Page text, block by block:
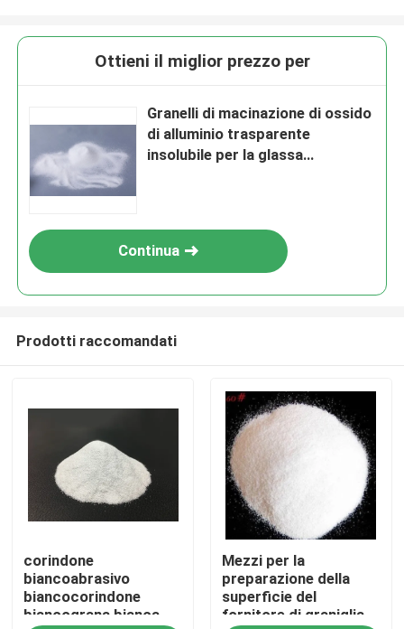
Casa
Prodotti
Chi siamo
Ottieni il miglior prezzo per
Granelli di macinazione di ossido
di alluminio trasparente
insolubile per la glassa
Continua
Prodotti raccomandati
corindone
biancoabrasivo
biancocorindone
biancograna bianca
Mezzi per la
preparazione della
superficie del
fornitore di graniglia